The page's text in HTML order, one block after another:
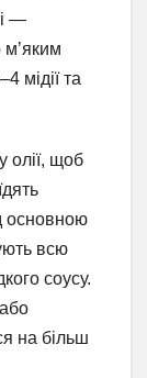
—
мідії та
олії, щоб
основною
всю
соусу.
на більш